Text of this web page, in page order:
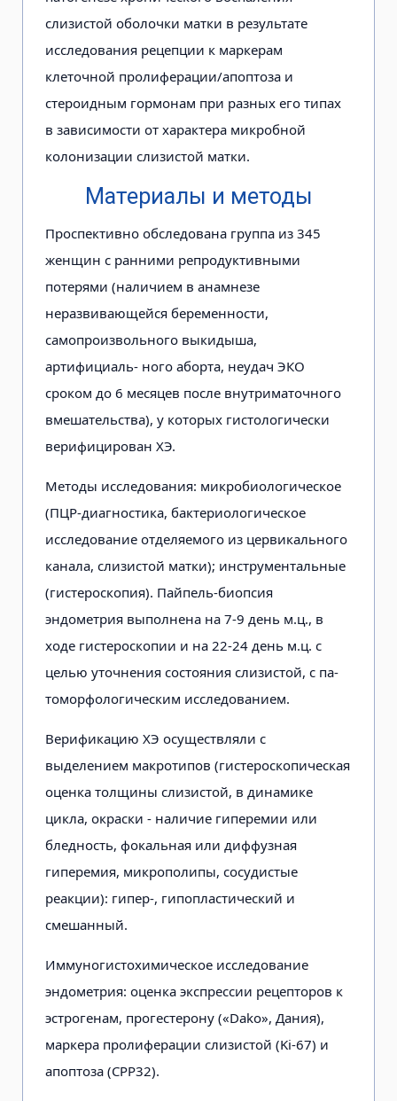
слизистой оболочки матки в результате
исследования рецепции к маркерам
клеточной пролиферации/апоптоза и
стероидным гормонам при разных его типах
в зависимости от характера микробной
колонизации слизистой матки.
Материалы и методы
Проспективно обследована группа из 345
женщин с ранними репродуктивными
потерями (наличием в анамнезе
неразвивающейся беременности,
самопроизвольного выкидыша,
артифициаль- ного аборта, неудач ЭКО
сроком до 6 месяцев после внутриматочного
вмешательства), у которых гистологически
верифицирован ХЭ.
Методы исследования: микробиологическое
(ПЦР-диагностика, бактериологическое
исследование отделяемого из цервикального
канала, слизистой матки); инструментальные
(гистероскопия). Пайпель-биопсия
эндометрия выполнена на 7-9 день м.ц., в
ходе гистероскопии и на 22-24 день м.ц. с
целью уточнения состояния слизистой, с па-
томорфологическим исследованием.
Верификацию ХЭ осуществляли с
выделением макротипов (гистероскопическая
оценка толщины слизистой, в динамике
цикла, окраски - наличие гиперемии или
бледность, фокальная или диффузная
гиперемия, микрополипы, сосудистые
реакции): гипер-, гипопластический и
смешанный.
Иммуногистохимическое исследование
эндометрия: оценка экспрессии рецепторов к
эстрогенам, прогестерону («Dako», Дания),
маркера пролиферации слизистой (Ki-67) и
апоптоза (СРР32).